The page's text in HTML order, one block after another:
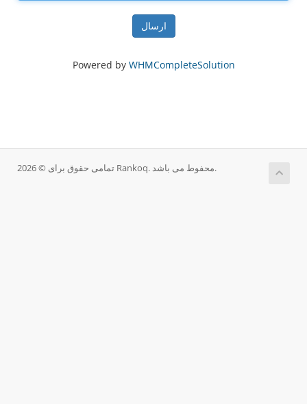
ارسال
Powered by WHMCompleteSolution
تمامی حقوق برای © 2026 Rankoq. محفوط می باشد.